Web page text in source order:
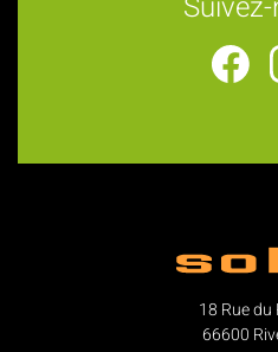
18 Rue du
66600